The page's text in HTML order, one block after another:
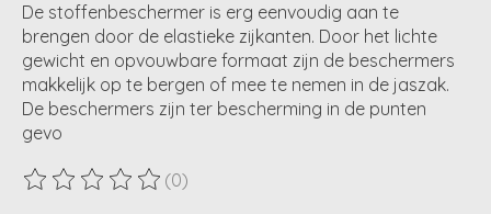
De stoffenbeschermer is erg eenvoudig aan te
brengen door de elastieke zijkanten. Door het lichte
gewicht en opvouwbare formaat zijn de beschermers
makkelijk op te bergen of mee te nemen in de jaszak.
De beschermers zijn ter bescherming in de punten
gevo
De beoordeling van dit product is
(0)